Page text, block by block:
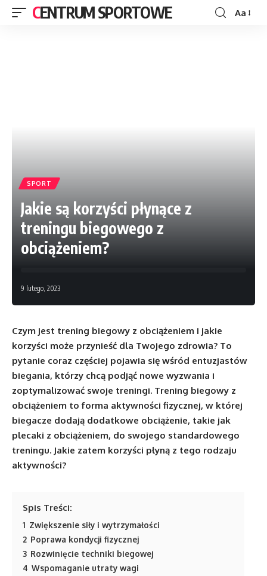
CENTRUM SPORTOWE Aa
SPORT
Jakie są korzyści płynące z
treningu biegowego z
obciążeniem?
9 lutego, 2023
Czym jest trening biegowy z obciążeniem i jakie
korzyści może przynieść dla Twojego zdrowia? To
pytanie coraz częściej pojawia się wśród entuzjastów
biegania, którzy chcą podjąć nowe wyzwania i
zoptymalizować swoje treningi. Trening biegowy z
obciążeniem to forma aktywności fizycznej, w której
biegacze dodają dodatkowe obciążenie, takie jak
plecaki z obciążeniem, do swojego standardowego
treningu. Jakie zatem korzyści płyną z tego rodzaju
aktywności?
Spis Treści:
1 Zwiększenie siły i wytrzymałości
2 Poprawa kondycji fizycznej
3 Rozwinięcie techniki biegowej
4 Wspomaganie utraty wagi